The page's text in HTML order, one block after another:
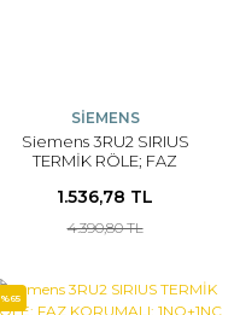
SİEMENS
Siemens 3RU2 SIRIUS
TERMİK RÖLE; FAZ
YARDIMCI KONTAKLI 1;8-
2;5A; BOY S00 ( RAYA
MONTAJLI )
1.536,78 TL
4.390,80 TL
%65